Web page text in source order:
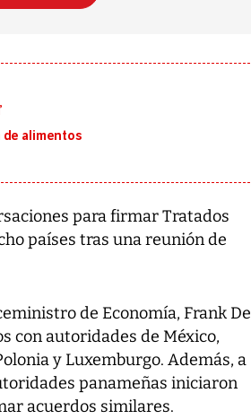
de alimentos
para firmar Tratados
países tras una reunión de
de Economía, Frank De
con autoridades de México,
y Luxemburgo. Además, a
panameñas iniciaron
acuerdos similares.
al sur de Japón, provocando una